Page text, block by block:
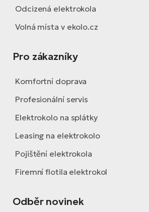
Odcizená elektrokola
Volná místa v ekolo.cz
Pro zákazníky
Komfortní doprava
Profesionální servis
Elektrokolo na splátky
Leasing na elektrokolo
Pojištění elektrokola
Firemní flotila elektrokol
Odběr novinek